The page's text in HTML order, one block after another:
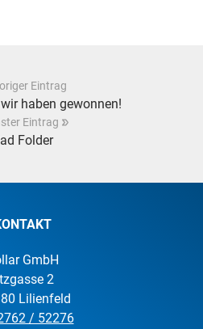
Eintrag
haben gewonnen!
Eintrag
Folder
GmbH
2
Lilienfeld
/ 52276